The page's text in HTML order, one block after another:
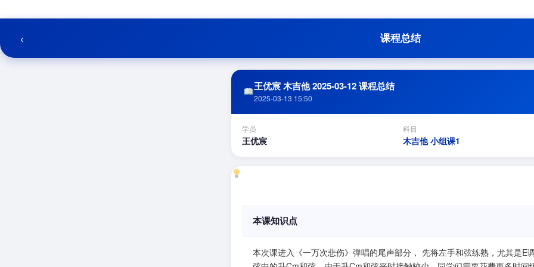
至
容
‹ 课程总结
王优宸 木吉他 2025-03-12 课程总结
2025-03-13 15:50
学员
王优宸
科目
木吉他 小组课1
本课知识点
本次课进入《一万次悲伤》弹唱的尾声部分， 先将左手和弦练熟，尤其是E